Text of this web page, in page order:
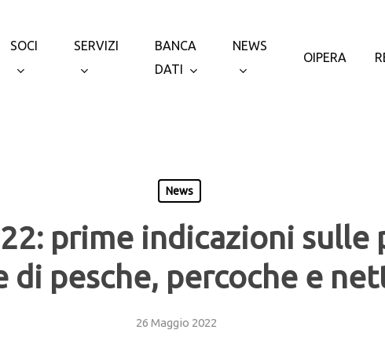
SOCI SERVIZI
BANCA
DATI
NEWS
OIPERA
News
prime indicazioni sulle
di pesche, percoche e
26 Maggio 2022